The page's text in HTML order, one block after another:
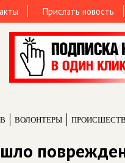
Прислать новость
ВОЛОНТЕРЫ